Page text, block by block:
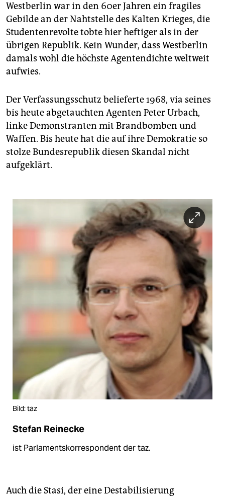
genossenschaft
epaper login
Westberlin war in den 60er Jahren ein fragiles
Gebilde an der Nahtstelle des Kalten Krieges, die
Studentenrevolte tobte hier heftiger als in der
übrigen Republik. Kein Wunder, dass Westberlin
damals wohl die höchste Agentendichte weltweit
aufwies.
Der Verfassungsschutz belieferte 1968, via seines
bis heute abgetauchten Agenten Peter Urbach,
linke Demonstranten mit Brandbomben und
Waffen. Bis heute hat die auf ihre Demokratie so
stolze Bundesrepublik diesen Skandal nicht
aufgeklärt.
Bild: taz
Stefan Reinecke
ist Parlamentskorrespondent der taz.
Auch die Stasi, der eine Destabilisierung